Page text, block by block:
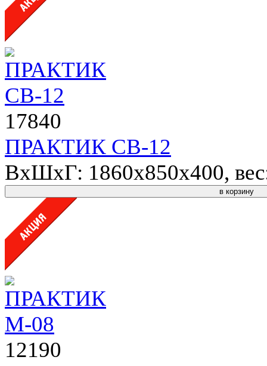
17840
ПРАКТИК СВ-12
ВхШхГ: 1860x850x400,
в корзину
12190